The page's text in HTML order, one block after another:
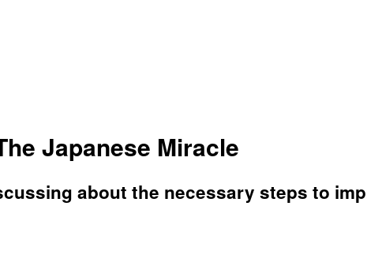
Japanese Miracle
about the necessary steps to